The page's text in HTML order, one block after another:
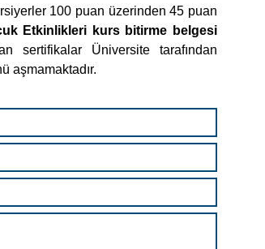
100 puan üzerinden 45 puan
Etkinlikleri kurs bitirme belgesi
sertifikalar Üniversite tarafından
aşmamaktadır.